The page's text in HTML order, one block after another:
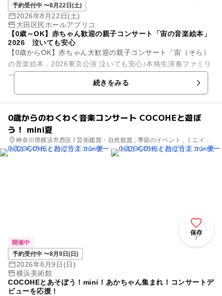
予約受付中 〜8月22日(土)
2026年8月22日(土)
大田区民ホールアプリコ
【0歳～OK】赤ちゃん歓迎の親子コンサート「宙の音楽絵本」
2026 泣いても安心
【0歳からOK】赤ちゃん大歓迎の親子コンサート「宙（そら）
の音楽絵本」2026東京公演 泣いても安心♪本格生演奏ファミリ
ーコンサート 赤ちゃんと一緒に楽しめる“本格コンサート”を探
続きをみる
0歳からのわくわく音楽コンサート COCOHEと遊ぼ
う！ mini夏
神奈川県横浜市西区 / 芸術鑑賞・自然観賞 , 季節のイベント , ミニイベ
ント
保存
7
開催中
予約受付中 〜8月9日(日)
2026年8月9日(日)
横浜美術館
COCOHEとあそぼう！mini！あかちゃん集まれ！コンサートデ
ビューを応援！